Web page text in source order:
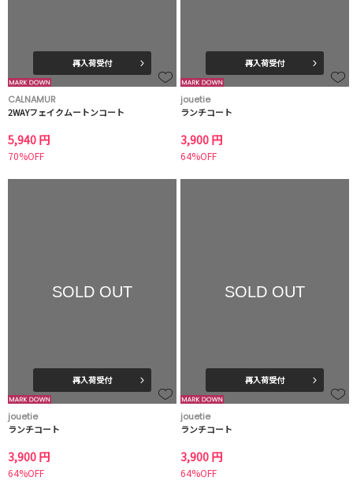
再入荷受付
CALNAMUR
2WAYフェイクムートンコート
5,940 円
70%OFF
再入荷受付
jouetie
ランチコート
3,900 円
64%OFF
SOLD OUT
再入荷受付
jouetie
ランチコート
3,900 円
64%OFF
SOLD OUT
再入荷受付
jouetie
ランチコート
3,900 円
64%OFF